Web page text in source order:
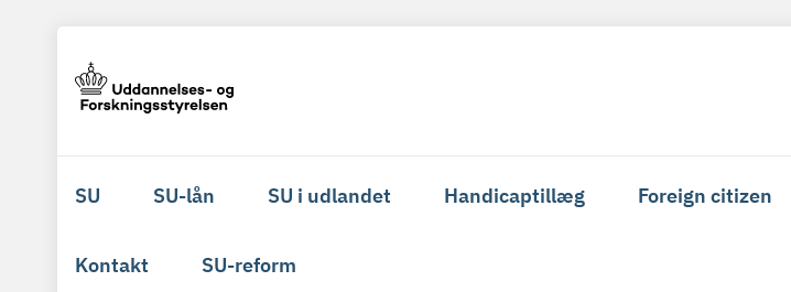
SU SU-lån SU i udlandet Handicaptillæg Foreign citizen
Kontakt SU-reform